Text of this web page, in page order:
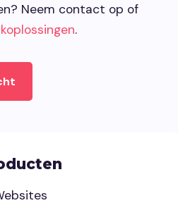
Neem contact op of
.